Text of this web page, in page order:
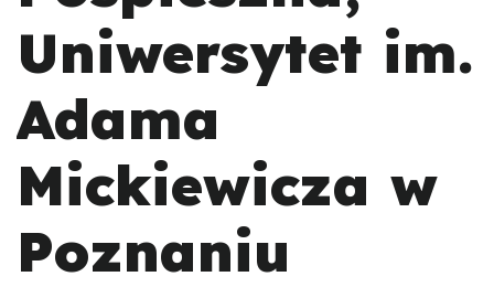
Uniwersytet im.
Adama
Mickiewicza w
Poznaniu